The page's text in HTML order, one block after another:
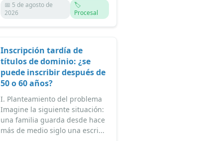
📅 5 de agosto de
2026
🏷️
Procesal
Inscripción tardía de
títulos de dominio: ¿se
puede inscribir después de
50 o 60 años?
I. Planteamiento del problema
Imagine la siguiente situación:
una familia guarda desde hace
más de medio siglo una escri...